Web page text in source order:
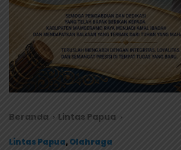
Beranda Lintas Papua
Lintas Papua,Olahraga